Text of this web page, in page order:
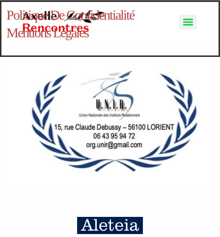
Fermeture estivale du 25 juillet au 25 août
Politique De Confidentialité
Mentions Légales